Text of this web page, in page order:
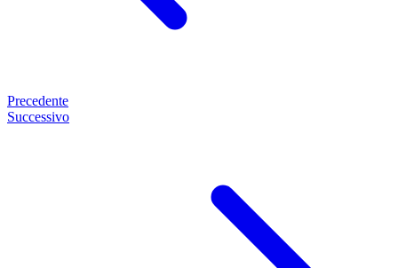
Precedente
Successivo